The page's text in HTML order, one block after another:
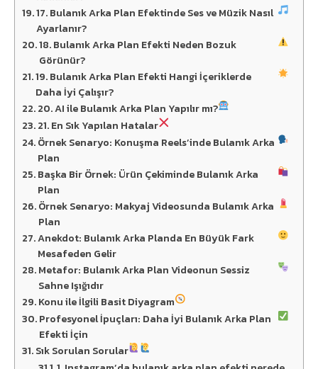
17. Bulanık Arka Plan Efektinde Ses ve Müzik Nasıl
Ayarlanır?
18. Bulanık Arka Plan Efekti Neden Bozuk
Görünür?
19. Bulanık Arka Plan Efekti Hangi İçeriklerde
Daha İyi Çalışır?
20. AI ile Bulanık Arka Plan Yapılır mı?
21. En Sık Yapılan Hatalar
Örnek Senaryo: Konuşma Reels’inde Bulanık Arka
Plan
Başka Bir Örnek: Ürün Çekiminde Bulanık Arka
Plan
Örnek Senaryo: Makyaj Videosunda Bulanık Arka
Plan
Anekdot: Bulanık Arka Planda En Büyük Fark
Mesafeden Gelir
Metafor: Bulanık Arka Plan Videonun Sessiz
Sahne Işığıdır
Konu ile İlgili Basit Diyagram
Profesyonel İpuçları: Daha İyi Bulanık Arka Plan
Efekti İçin
Sık Sorulan Sorular